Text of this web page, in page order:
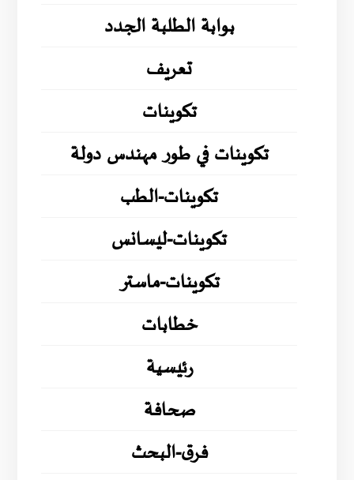
بوابة الطلبة الجدد
تعريف
تكوينات
تكوينات في طور مهندس دولة
تكوينات-الطب
تكوينات-ليسانس
تكوينات-ماستر
خطابات
رئيسية
صحافة
فرق-البحث